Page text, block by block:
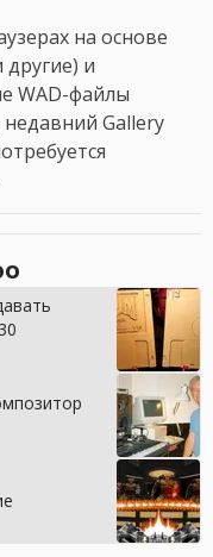
на основе
и
WAD-файлы
Gallery